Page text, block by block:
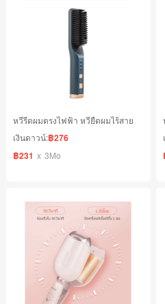
หวีรีดผมตรงไฟฟ้า หวียืดผมไร้สาย
เงินดาวน์:฿276
฿231 x 3Mo